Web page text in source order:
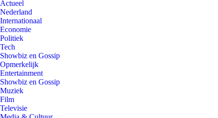
Actueel
Nederland
Internationaal
Economie
Politiek
Tech
Showbiz en Gossip
Opmerkelijk
Entertainment
Showbiz en Gossip
Muziek
Film
Televisie